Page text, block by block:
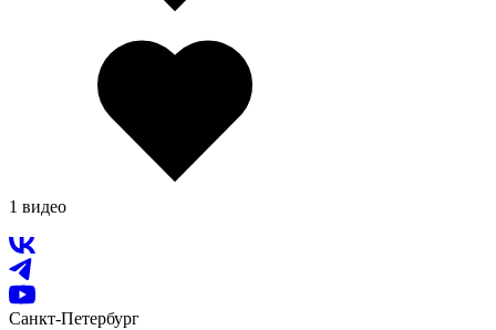
1 видео
Санкт-Петербург